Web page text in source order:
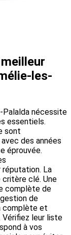
les-
Palalda nécessite
essentiels.
sont
des années
éprouvée.
réputation. La
clé. Une
complète de
de
complète et
Vérifiez leur liste
à vos